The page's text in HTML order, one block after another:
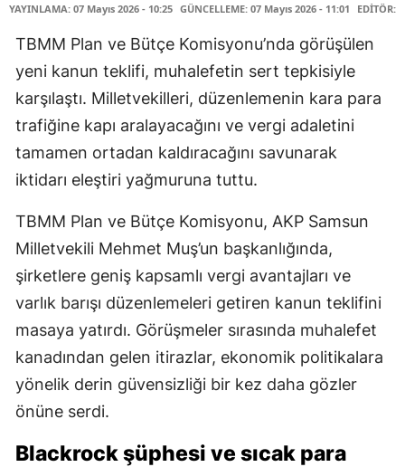
YAYINLAMA: 07 Mayıs 2026 - 10:25 GÜNCELLEME: 07 Mayıs 2026 - 11:01 EDİTÖR:
TBMM Plan ve Bütçe Komisyonu’nda görüşülen
yeni kanun teklifi, muhalefetin sert tepkisiyle
karşılaştı. Milletvekilleri, düzenlemenin kara para
trafiğine kapı aralayacağını ve vergi adaletini
tamamen ortadan kaldıracağını savunarak
iktidarı eleştiri yağmuruna tuttu.
TBMM Plan ve Bütçe Komisyonu, AKP Samsun
Milletvekili Mehmet Muş’un başkanlığında,
şirketlere geniş kapsamlı vergi avantajları ve
varlık barışı düzenlemeleri getiren kanun teklifini
masaya yatırdı. Görüşmeler sırasında muhalefet
kanadından gelen itirazlar, ekonomik politikalara
yönelik derin güvensizliği bir kez daha gözler
önüne serdi.
Blackrock şüphesi ve sıcak para